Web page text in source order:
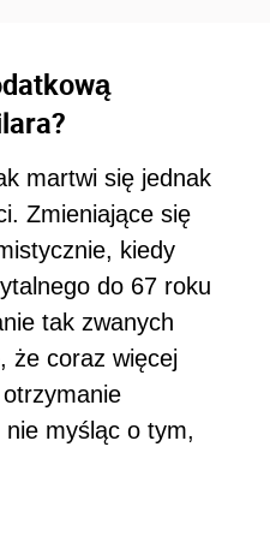
martwi się jednak
Zmieniające się
kiedy
do 67 roku
tak zwanych
że coraz więcej
myśląc o tym,